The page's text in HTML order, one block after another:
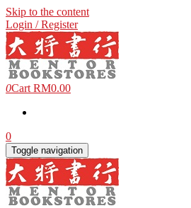
Skip to the content
Login / Register
0Cart RM0.00
0
Toggle navigation